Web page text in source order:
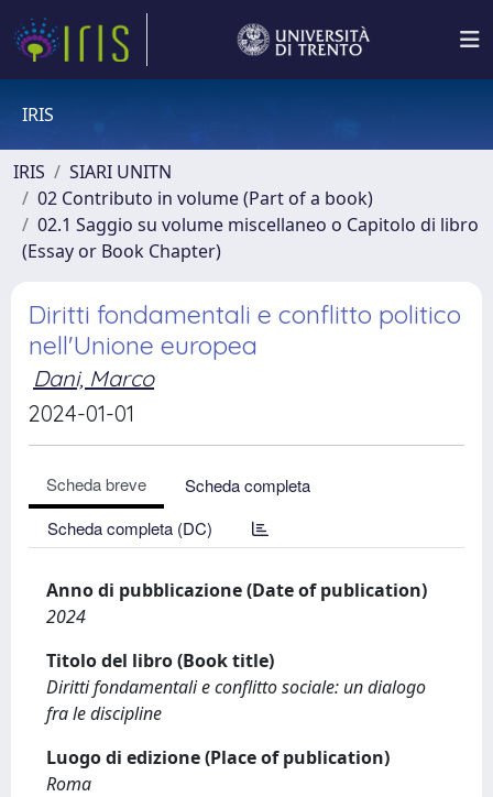
IRIS
IRIS
SIARI UNITN
02 Contributo in volume (Part of a book)
02.1 Saggio su volume miscellaneo o Capitolo di libro
(Essay or Book Chapter)
Diritti fondamentali e conflitto politico
nell'Unione europea
Dani, Marco
2024-01-01
Scheda breve
Scheda completa
Scheda completa (DC)
Anno di pubblicazione (Date of publication)
2024
Titolo del libro (Book title)
Diritti fondamentali e conflitto sociale: un dialogo
fra le discipline
Luogo di edizione (Place of publication)
Roma